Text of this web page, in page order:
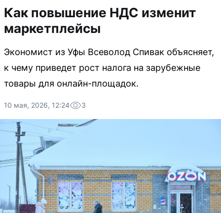
Как повышение НДС изменит
маркетплейсы
Экономист из Уфы Всеволод Спивак объясняет,
к чему приведет рост налога на зарубежные
товары для онлайн-площадок.
10 мая, 2026, 12:24 3